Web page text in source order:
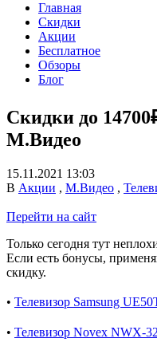
Главная
Скидки
Акции
Бесплатное
Обзоры
Блог
Cкидки до
М.Видео
15.11.2021 13:03
В Акции , М.Видео ,
Перейти на сайт
Только сегодня тут
Если есть бонусы,
скидку.
• Телевизор Samsung
• Телевизор Novex NWX-